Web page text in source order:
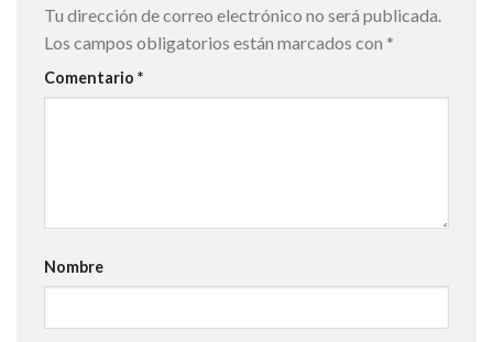
Tu dirección de correo electrónico no será publicada.
Los campos obligatorios están marcados con *
Comentario *
Nombre